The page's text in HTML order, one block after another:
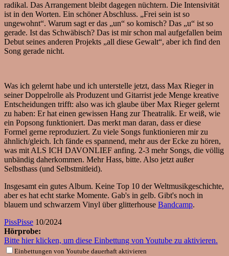
radikal. Das Arrangement bleibt dagegen nüchtern. Die Intensivität
ist in den Worten. Ein schöner Abschluss. „Frei sein ist so
ungewohnt“. Warum sagt er das „un“ so komisch? Das „u“ ist so
gerade. Ist das Schwäbisch? Das ist mir schon mal aufgefallen beim
Debut seines anderen Projekts „all diese Gewalt“, aber ich find den
Song gerade nicht.
Was ich gelernt habe und ich unterstelle jetzt, dass Max Rieger in
seiner Doppelrolle als Produzent und Gitarrist jede Menge kreative
Entscheidungen trifft: also was ich glaube über Max Rieger gelernt
zu haben: Er hat einen gewissen Hang zur Theatralik. Er weiß, wie
ein Popsong funktioniert. Das merkt man daran, dass er diese
Formel gerne reproduziert. Zu viele Songs funktionieren mir zu
ähnlich/gleich. Ich fände es spannend, mehr aus der Ecke zu hören,
was mit ALS ICH DAVONLIEF anfing. 2-3 mehr Songs, die völlig
unbändig daherkommen. Mehr Hass, bitte. Also jetzt außer
Selbsthass (und Selbstmitleid).
Insgesamt ein gutes Album. Keine Top 10 der Weltmusikgeschichte,
aber es hat echt starke Momente. Gab's in gelb. Gibt's noch in
blauem und schwarzem Vinyl über glitterhouse Bandcamp.
PissPisse 10/2024
Hörprobe:
Bitte hier klicken, um diese Einbettung von Youtube zu aktivieren.
Einbettungen von Youtube dauerhaft aktivieren